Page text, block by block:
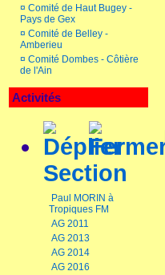
¤ Comité de Haut Bugey -
Pays de Gex
¤ Comité de Belley -
Amberieu
¤ Comité Dombes - Côtière
de l'Ain
Activités
Section
Paul MORIN à
Tropiques FM
AG 2011
AG 2013
AG 2014
AG 2016